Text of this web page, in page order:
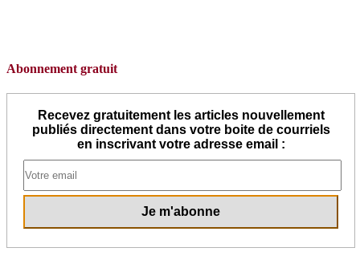
Abonnement gratuit
Recevez gratuitement les articles nouvellement
publiés directement dans votre boite de courriels
en inscrivant votre adresse email :